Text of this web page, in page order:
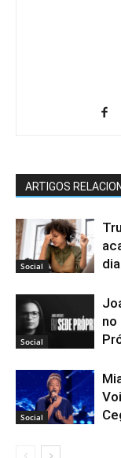
ARTIGOS
Social
dia
Social
no
Social